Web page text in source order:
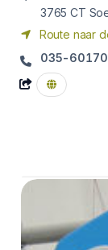
3765 CT
Route naar
035-